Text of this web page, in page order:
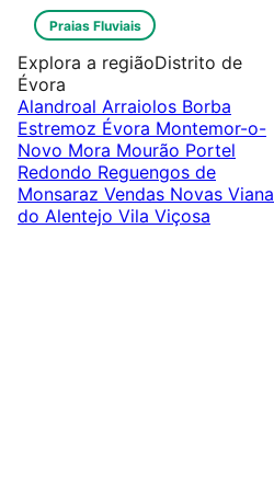
Praias Fluviais
Explora a regiãoDistrito de
Évora
Alandroal Arraiolos Borba
Estremoz Évora Montemor-o-
Novo Mora Mourão Portel
Redondo Reguengos de
Monsaraz Vendas Novas Viana
do Alentejo Vila Viçosa